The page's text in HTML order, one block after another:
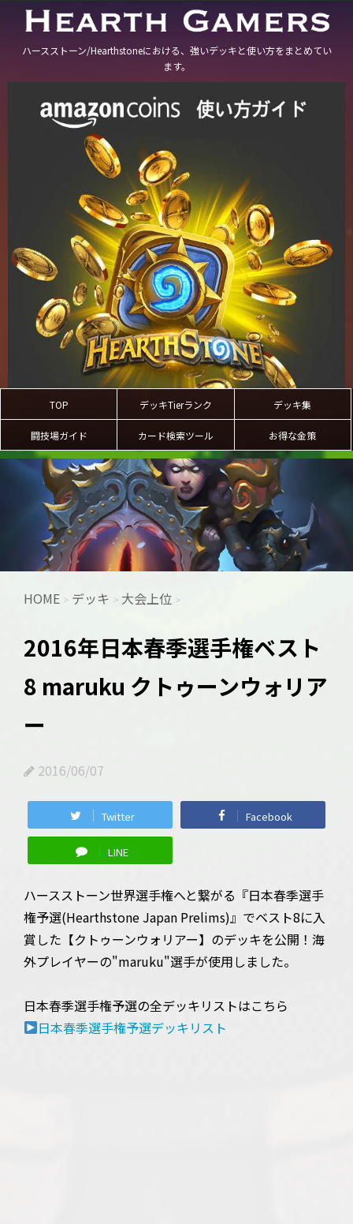
ハースストーン/Hearthstoneにおける、強いデッキと使い方をまとめてい
ます。
TOP デッキTierランク デッキ集
闘技場ガイド カード検索ツール お得な金策
HOME > デッキ > 大会上位 >
2016年日本春季選手権ベスト
8 maruku クトゥーンウォリア
ー
2016/06/07
Twitter Facebook
LINE
ハースストーン世界選手権へと繋がる『日本春季選手
権予選(Hearthstone Japan Prelims)』でベスト8に入
賞した【クトゥーンウォリアー】のデッキを公開！海
外プレイヤーの"maruku"選手が使用しました。
日本春季選手権予選の全デッキリストはこちら
日本春季選手権予選デッキリスト